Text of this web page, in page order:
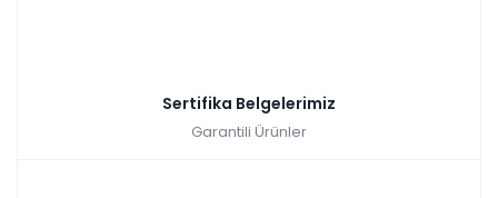
Sertifika Belgelerimiz
Garantili Ürünler